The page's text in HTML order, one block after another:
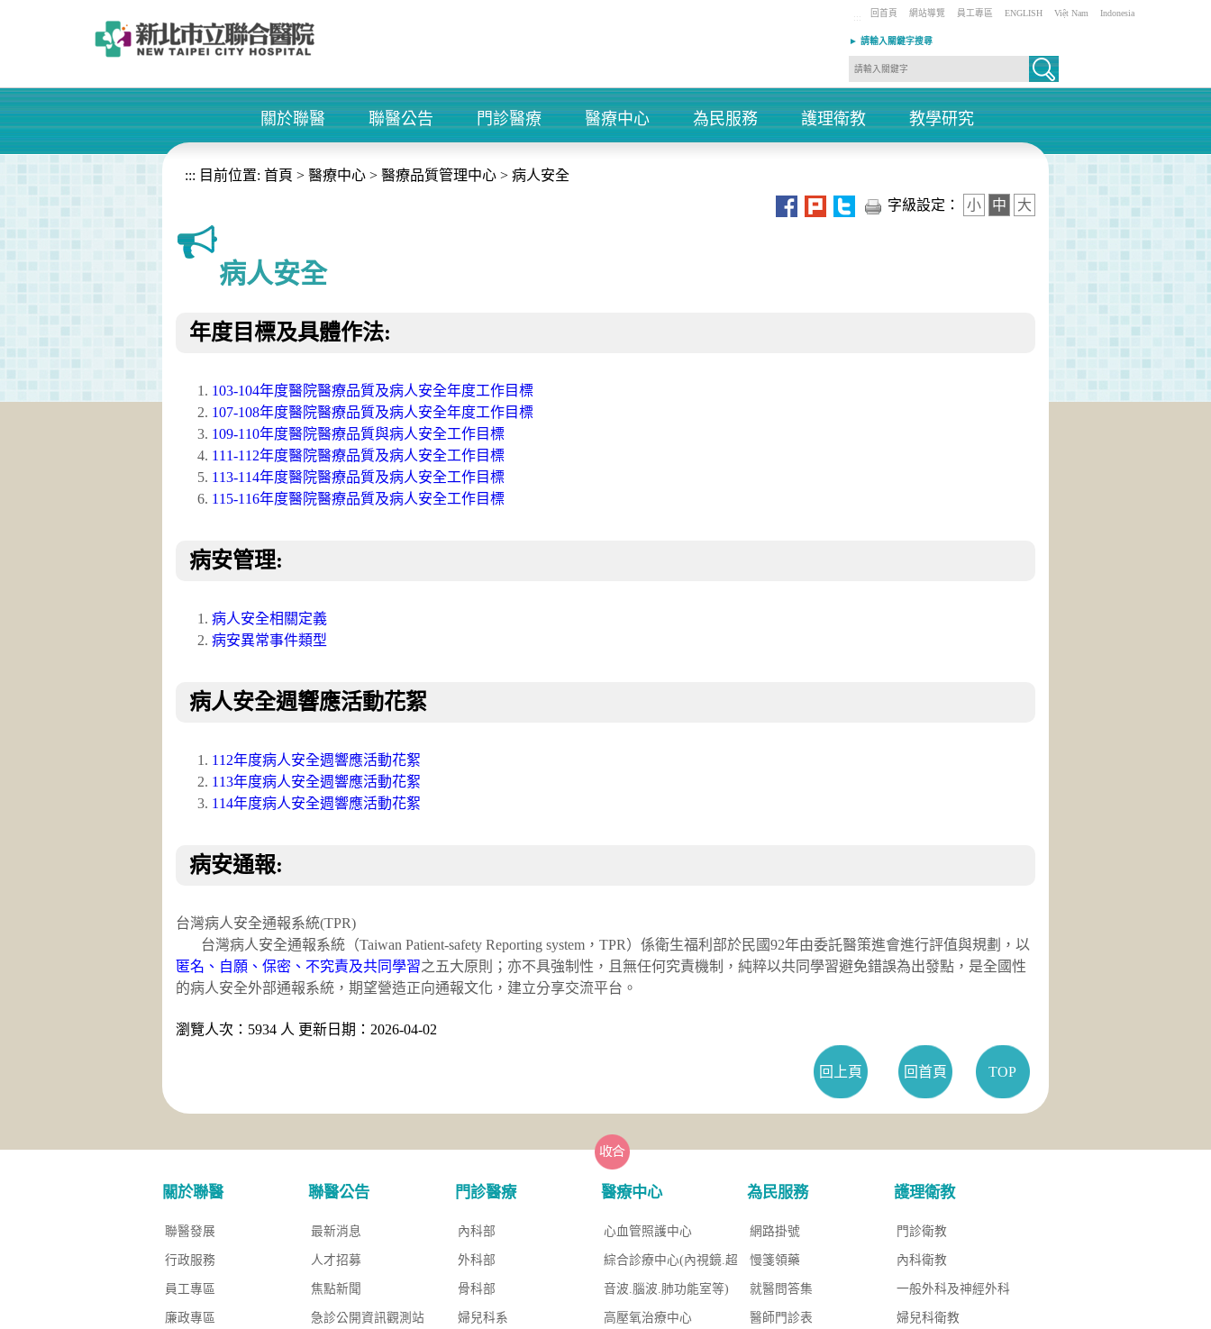
::: 回首頁 網站導覽 員工專區 ENGLISH Việt Nam Indonesia
► 請輸入關鍵字搜尋
+
關於聯醫
+
聯醫公告
+
門診醫療
+
醫療中心
+
為民服務
+
護理衛教
+
教學研究
::: 目前位置: 首頁 > 醫療中心 > 醫療品質管理中心 > 病人安全
字級設定：
小 中 大
病人安全
年度目標及具體作法:
103-104年度醫院醫療品質及病人安全年度工作目標
107-108年度醫院醫療品質及病人安全年度工作目標
109-110年度醫院醫療品質與病人安全工作目標
111-112年度醫院醫療品質及病人安全工作目標
113-114年度醫院醫療品質及病人安全工作目標
115-116年度醫院醫療品質及病人安全工作目標
病安管理:
病人安全相關定義
病安異常事件類型
病人安全週響應活動花絮
112年度病人安全週響應活動花絮
113年度病人安全週響應活動花絮
114年度病人安全週響應活動花絮
病安通報:
台灣病人安全通報系統(TPR)
台灣病人安全通報系統（Taiwan Patient-safety Reporting system，TPR）係衛生福利部於民國92年由委託醫策進會進行評值與規劃，以
匿名、自願、保密、不究責及共同學習之五大原則；亦不具強制性，且無任何究責機制，純粹以共同學習避免錯誤為出發點，是全國性
的病人安全外部通報系統，期望營造正向通報文化，建立分享交流平台。
瀏覽人次：5934 人 更新日期：2026-04-02
回上頁 回首頁 TOP
關於聯醫
聯醫發展
行政服務
員工專區
廉政專區
聯醫公告
最新消息
人才招募
焦點新聞
急診公開資訊觀測站
門診醫療
內科部
外科部
骨科部
婦兒科系
醫療中心
心血管照護中心
綜合診療中心(內視鏡.超
音波.腦波.肺功能室等)
高壓氧治療中心
為民服務
網路掛號
慢箋領藥
就醫問答集
醫師門診表
護理衛教
門診衛教
內科衛教
一般外科及神經外科
婦兒科衛教